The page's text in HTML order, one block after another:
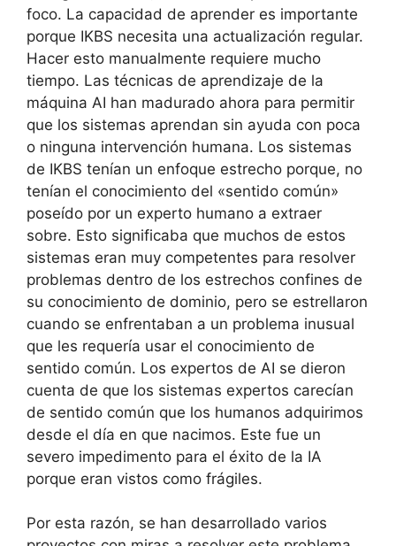
foco. La capacidad de aprender es importante
porque IKBS necesita una actualización regular.
Hacer esto manualmente requiere mucho
tiempo. Las técnicas de aprendizaje de la
máquina AI han madurado ahora para permitir
que los sistemas aprendan sin ayuda con poca
o ninguna intervención humana. Los sistemas
de IKBS tenían un enfoque estrecho porque, no
tenían el conocimiento del «sentido común»
poseído por un experto humano a extraer
sobre. Esto significaba que muchos de estos
sistemas eran muy competentes para resolver
problemas dentro de los estrechos confines de
su conocimiento de dominio, pero se estrellaron
cuando se enfrentaban a un problema inusual
que les requería usar el conocimiento de
sentido común. Los expertos de AI se dieron
cuenta de que los sistemas expertos carecían
de sentido común que los humanos adquirimos
desde el día en que nacimos. Este fue un
severo impedimento para el éxito de la IA
porque eran vistos como frágiles.
Por esta razón, se han desarrollado varios